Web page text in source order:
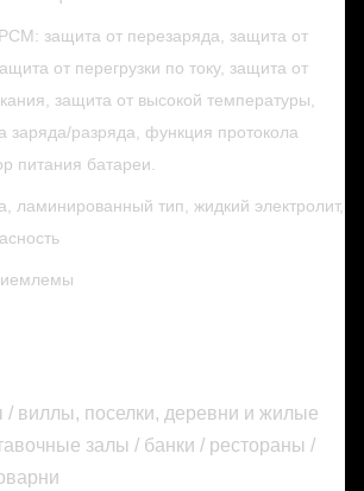
защита от перезаряда, защита от
от перегрузки по току, защита от
защита от высокой температуры,
заряда/разряда, функция протокола
питания батареи.
ламинированный тип, жидкий электролит,
виллы, поселки, деревни и жилые
залы / банки / рестораны /